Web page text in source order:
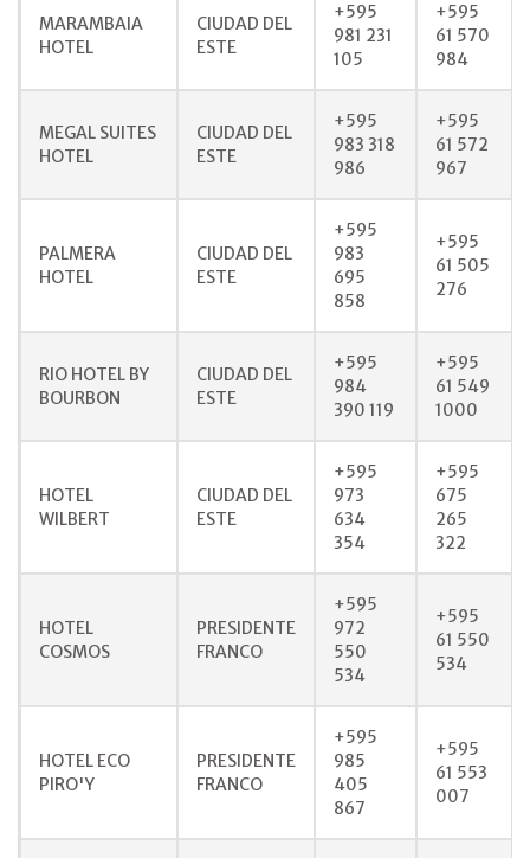
MARAMBAIA
HOTEL
CIUDAD DEL
ESTE
+595
981 231
105
+595
61 570
984
MEGAL SUITES
HOTEL
CIUDAD DEL
ESTE
+595
983 318
986
+595
61 572
967
PALMERA
HOTEL
CIUDAD DEL
ESTE
+595
983
695
858
+595
61 505
276
RIO HOTEL BY
BOURBON
CIUDAD DEL
ESTE
+595
984
390 119
+595
61 549
1000
HOTEL
WILBERT
CIUDAD DEL
ESTE
+595
973
634
354
+595
675
265
322
HOTEL
COSMOS
PRESIDENTE
FRANCO
+595
972
550
534
+595
61 550
534
HOTEL ECO
PIRO'Y
PRESIDENTE
FRANCO
+595
985
405
867
+595
61 553
007